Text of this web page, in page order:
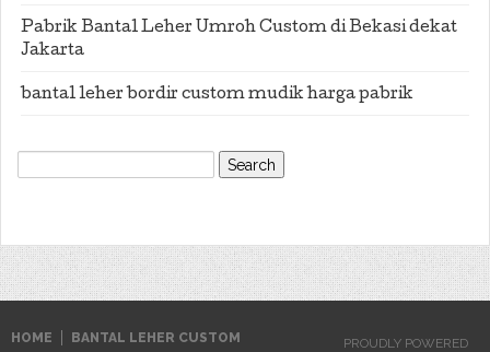
Pabrik Bantal Leher Umroh Custom di Bekasi dekat
Jakarta
bantal leher bordir custom mudik harga pabrik
Search
for:
HOME BANTAL LEHER CUSTOM PROUDLY POWERED